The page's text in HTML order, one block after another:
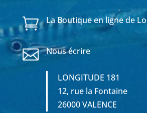
 La Boutique en ligne de
 Nous écrire
LONGITUDE 181
12, rue la Fontaine
26000 VALENCE